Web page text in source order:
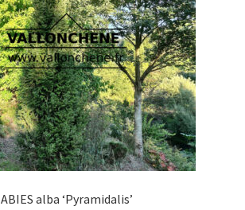
elegir
en
la
página
de
producto
ABIES alba ‘Pyramidalis’